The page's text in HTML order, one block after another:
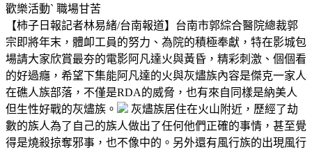
歡樂活動ˋ 職場甘苦
【柿子日報記者林易緒/台南報道】台南市郭綜合醫院總裁郭
宗即將年末，體卹工員的努力、為院的積極奉獻，特在影城包
場請大家欣賞最夯的電影阿凡達火與黃昏，精彩刺激、個個看
的好過癮，希望下集能阿凡達的火與灰燼族內容是傑克一家人
在礁人族部落，不僅是RDA的威脅，也有來自同樣是納美人
但生性好戰的灰燼族。
灰燼族居住在火山附近，歷經了劫
數的族人為了自己的族人做出了任何他們正確的事情，甚至覺
得是燒殺掠奪邪事，也不像中的。另外還有風行族的出現風行